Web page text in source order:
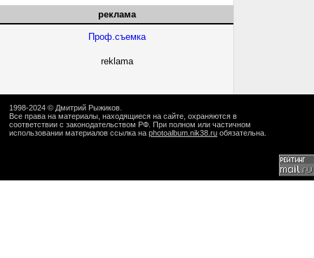
реклама
Проф.съемка
reklama
1998-2024 © Дмитрий Рыжиков
Все права на материалы, находящиеся на сайте, охраняются в
соответствии с законодательством РФ. При полном или частичном
использовании материалов ссылка на photoalbum.nik38.ru обязательна.